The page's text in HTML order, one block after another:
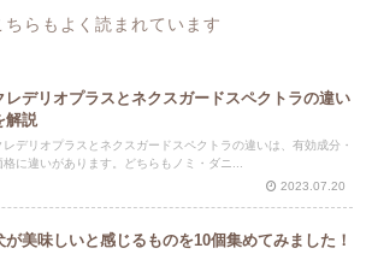
ちらもよく読まれています
レデリオプラスとネクスガードスペクトラの違い
解説
レデリオプラスとネクスガードスペクトラの違いは、有効成分・
格に違いがあります。どちらもノミ・ダニ...
2023.07.20
が美味しいと感じるものを10個集めてみました！